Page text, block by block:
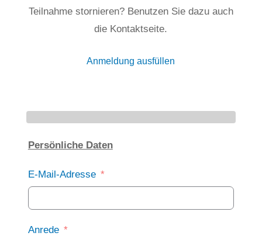
Teilnahme stornieren? Benutzen Sie dazu auch
die Kontaktseite.
Anmeldung ausfüllen
Persönliche Daten
E-Mail-Adresse
Anrede